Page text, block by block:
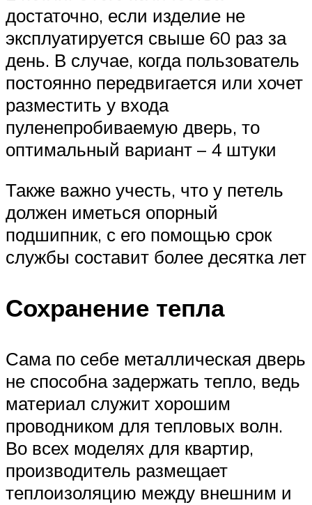
достаточно, если изделие не
эксплуатируется свыше 60 раз за
день. В случае, когда пользователь
постоянно передвигается или хочет
разместить у входа
пуленепробиваемую дверь, то
оптимальный вариант – 4 штуки
Также важно учесть, что у петель
должен иметься опорный
подшипник, с его помощью срок
службы составит более десятка лет
Сохранение тепла
Сама по себе металлическая дверь
не способна задержать тепло, ведь
материал служит хорошим
проводником для тепловых волн.
Во всех моделях для квартир,
производитель размещает
теплоизоляцию между внешним и